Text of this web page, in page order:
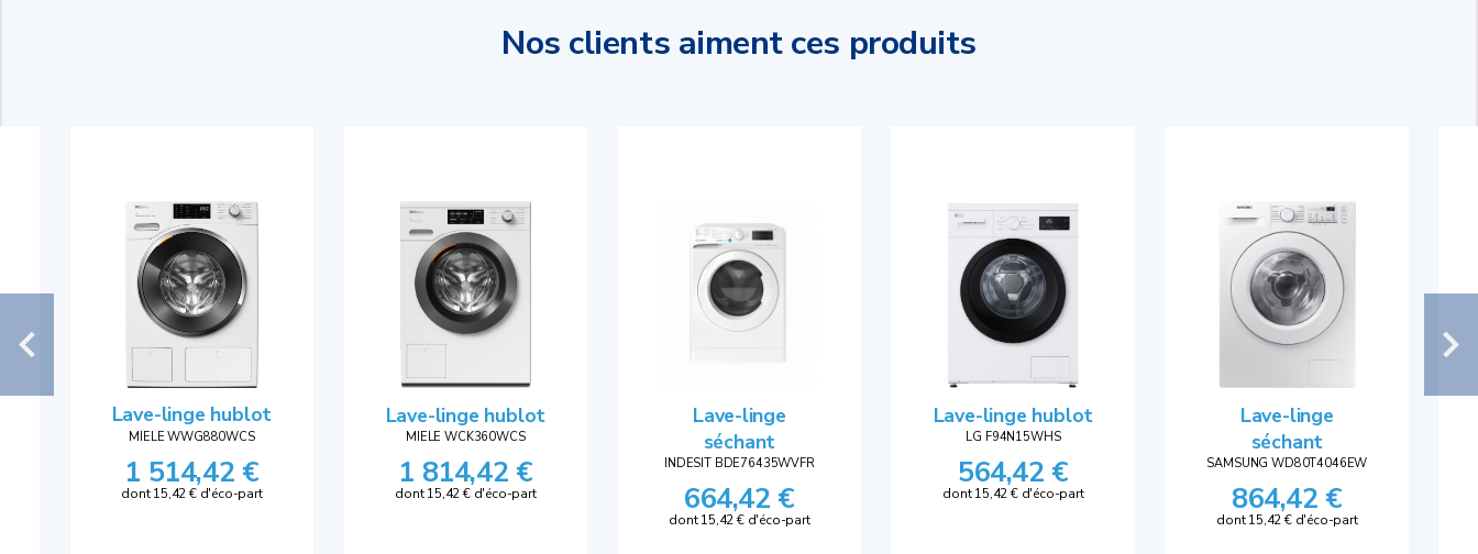
Nos clients aiment ces produits
Lave-linge hublot
MIELE WWG880WCS
1 514,42 €
dont 15,42 € d'éco-part
Lave-linge hublot
MIELE WCK360WCS
1 814,42 €
dont 15,42 € d'éco-part
Lave-linge
séchant
INDESIT BDE76435WVFR
664,42 €
dont 15,42 € d'éco-part
Lave-linge hublot
LG F94N15WHS
564,42 €
dont 15,42 € d'éco-part
Lave-linge
séchant
SAMSUNG WD80T4046EW
864,42 €
dont 15,42 € d'éco-part